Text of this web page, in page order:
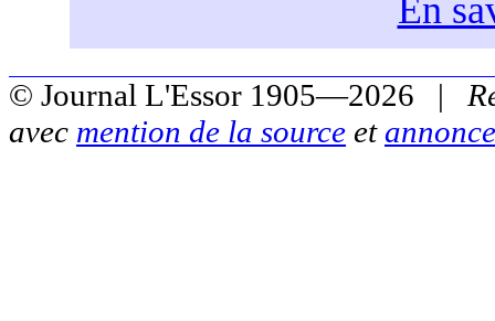
En
© Journal L'Essor 1905—2026 |
avec mention de la source et